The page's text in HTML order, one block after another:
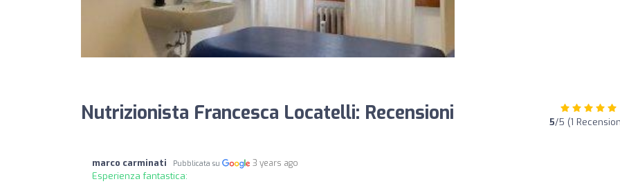
Nutrizionista Francesca Locatelli: Recensioni 5/5 (1
marco carminati Pubblicata su 3 years ago
Esperienza fantastica: